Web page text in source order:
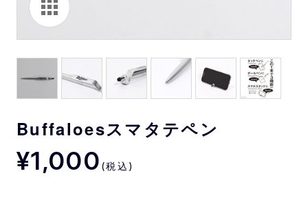
Buffaloesスマタテペン
¥1,000 (税込)